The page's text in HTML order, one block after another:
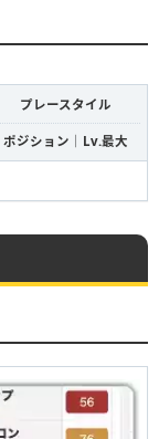
プレースタイル
ポジション｜Lv.最大